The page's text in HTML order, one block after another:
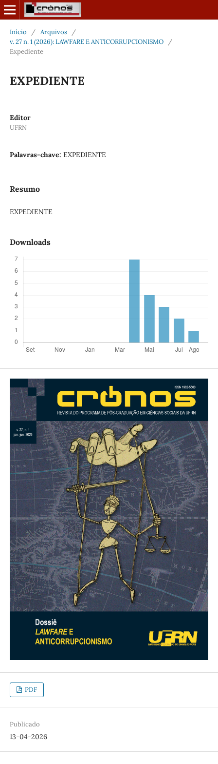
Início / Arquivos
/
v. 27 n. 1 (2026): LAWFARE E ANTICORRUPCIONISMO
/
Expediente
EXPEDIENTE
Editor
UFRN
Palavras-chave: EXPEDIENTE
Resumo
EXPEDIENTE
Downloads
PDF
Publicado
13-04-2026